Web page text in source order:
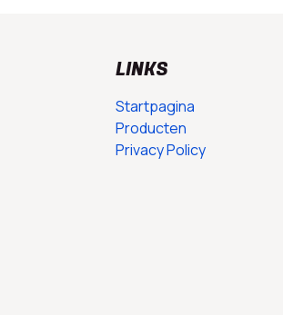
LINKS
Startpagina
Producten
Privacy Policy